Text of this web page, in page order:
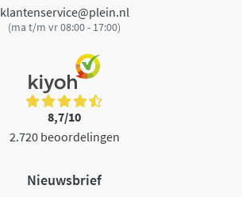
klantenservice@plein.nl
(ma t/m vr 08:00 - 17:00)
8,7/10
2.720 beoordelingen
Nieuwsbrief